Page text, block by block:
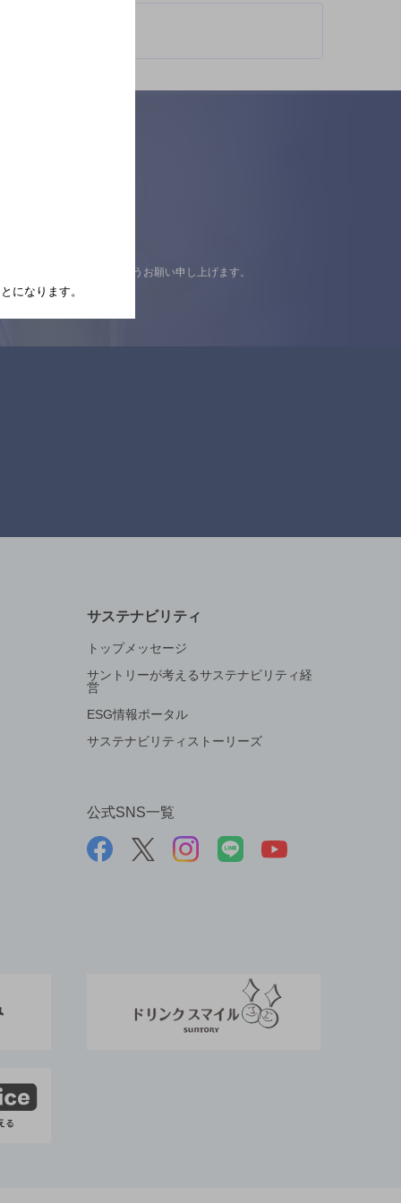
の上ご来店くださいますようお願い申し上げます。
サステナビリティ
トップメッセージ
サントリーが考えるサステナビリティ経
営
ESG情報ポータル
サステナビリティストーリーズ
公式SNS一覧
になります。